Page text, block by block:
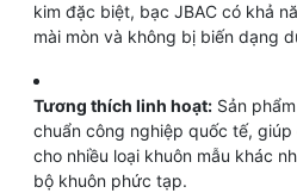
kim đặc biệt, bạc JBAC có khả
mài mòn và không bị biến dạng
Tương thích linh hoạt:Sản
chuẩn công nghiệp quốc tế,
cho nhiều loại khuôn mẫu khác
bộ khuôn phức tạp.